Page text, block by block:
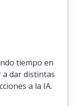
tiempo en
dar distintas
a la IA.